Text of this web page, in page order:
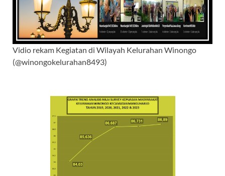
Vidio rekam Kegiatan di Wilayah Kelurahan Winongo
(@winongokelurahan8493)